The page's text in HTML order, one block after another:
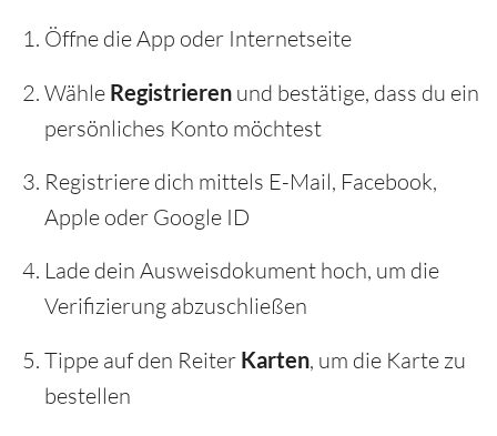
Öffne die App oder Internetseite
Wähle Registrieren und bestätige, dass du ein
persönliches Konto möchtest
Registriere dich mittels E-Mail, Facebook,
Apple oder Google ID
Lade dein Ausweisdokument hoch, um die
Verifizierung abzuschließen
Tippe auf den Reiter Karten, um die Karte zu
bestellen